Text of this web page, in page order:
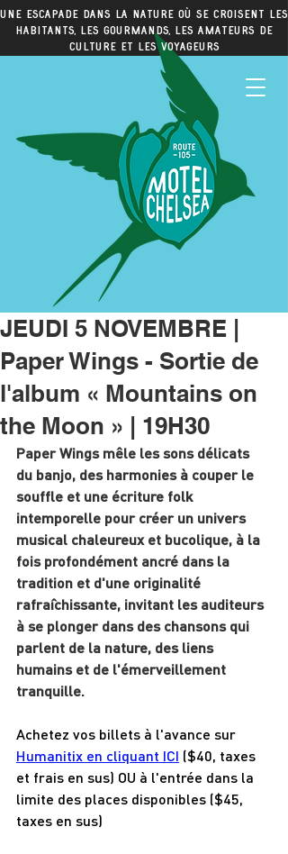
Une escapade dans la nature où se croisent les
habitants, les gourmands, les amateurs de
culture et les voyageurs
JEUDI 5 NOVEMBRE |
Paper Wings - Sortie de
l'album « Mountains on
the Moon » | 19H30
Paper Wings mêle les sons délicats
du banjo, des harmonies à couper le
souffle et une écriture folk
intemporelle pour créer un univers
musical chaleureux et bucolique, à la
fois profondément ancré dans la
tradition et d'une originalité
rafraîchissante, invitant les auditeurs
à se plonger dans des chansons qui
parlent de la nature, des liens
humains et de l'émerveillement
tranquille.
Achetez vos billets à l'avance sur
Humanitix en cliquant ICI ($40, taxes
et frais en sus) OU à l'entrée dans la
limite des places disponibles ($45,
taxes en sus)